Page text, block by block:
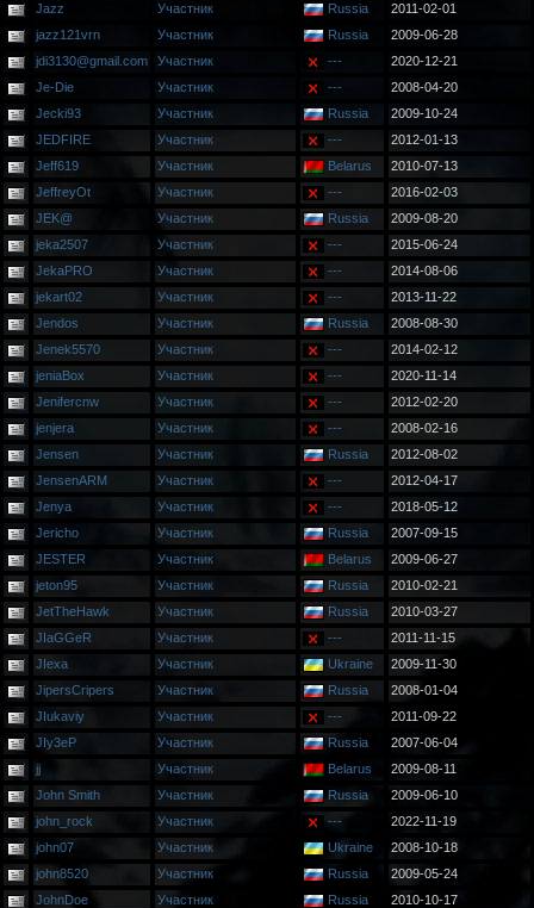
Jazz
Участник Russia
2011-02-01
jazz121vrn
Участник Russia
2009-06-28
jdi3130@gmail.com
Участник ---
2020-12-21
Je-Die
Участник ---
2008-04-20
Jecki93
Участник Russia
2009-10-24
JEDFIRE
Участник ---
2012-01-13
Jeff619
Участник Belarus
2010-07-13
JeffreyOt
Участник ---
2016-02-03
JEK@
Участник Russia
2009-08-20
jeka2507
Участник ---
2015-06-24
JekaPRO
Участник ---
2014-08-06
jekart02
Участник ---
2013-11-22
Jendos
Участник Russia
2008-08-30
Jenek5570
Участник ---
2014-02-12
jeniaBox
Участник ---
2020-11-14
Jenifercnw
Участник ---
2012-02-20
jenjera
Участник ---
2008-02-16
Jensen
Участник Russia
2012-08-02
JensenARM
Участник ---
2012-04-17
Jenya
Участник ---
2018-05-12
Jericho
Участник Russia
2007-09-15
JESTER
Участник Belarus
2009-06-27
jeton95
Участник Russia
2010-02-21
JetTheHawk
Участник Russia
2010-03-27
JIaGGeR
Участник ---
2011-11-15
JIexa
Участник Ukraine
2009-11-30
JipersCripers
Участник Russia
2008-01-04
JIukaviy
Участник ---
2011-09-22
JIy3eP
Участник Russia
2007-06-04
jj
Участник Belarus
2009-08-11
John Smith
Участник Russia
2009-06-10
john_rock
Участник ---
2022-11-19
john07
Участник Ukraine
2008-10-18
john8520
Участник Russia
2009-05-24
JohnDoe
Участник Russia
2010-10-17